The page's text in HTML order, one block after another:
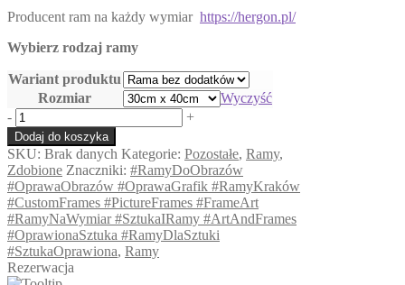
do
Producent ram na każdy wymiar https://hergon.pl/
Wybierz rodzaj ramy
Wariant produktu
Rozmiar
Wyczyść
ilość
Bogato
zdobiony
profil
ramy
- +
Dodaj do koszyka
SKU: Brak danych Kategorie: Pozostałe, Ramy,
Zdobione Znaczniki: #RamyDoObrazów
#OprawaObrazów #OprawaGrafik #RamyKraków
#CustomFrames #PictureFrames #FrameArt
#RamyNaWymiar #SztukaIRamy #ArtAndFrames
#OprawionaSztuka #RamyDlaSztuki
#SztukaOprawiona, Ramy
Rezerwacja